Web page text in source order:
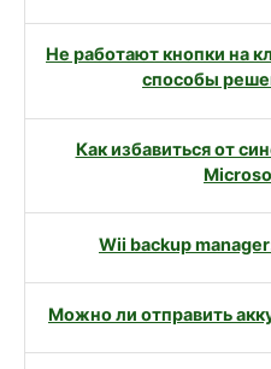
Не работают кнопки на
способы
Как избавиться от
Wii backup
Можно ли отправить